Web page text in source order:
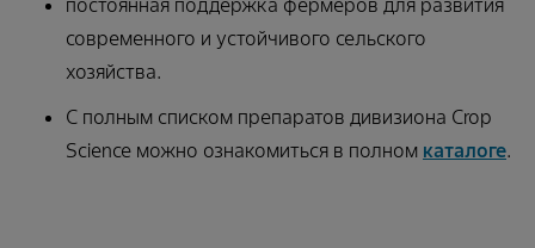
современного и устойчивого сельского
хозяйства.
С полным списком препаратов дивизиона Crop
Science можно ознакомиться в полном каталоге.